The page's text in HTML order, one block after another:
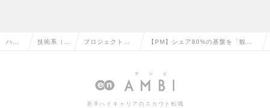
ハイ 技術系（I プロジェクトマ
b・オープン系）
【PM】シェア80%の基盤を「観光O
を繋ぎ、巨大な流通網を社会に実装
若手ハイキャリアのスカウト転職